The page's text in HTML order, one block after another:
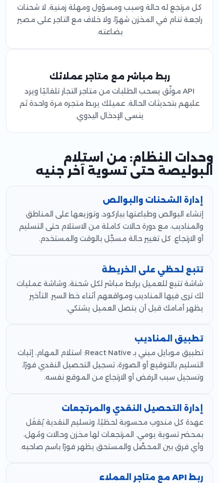
كل مرتجع له حالة وسبب ومسؤول ومهلة زمنية. لا شحنات
راجعة تنام في المخزن شهرًا، ولا خلاف مع التاجر على مصير
بضاعته.
ربط مباشر مع متاجر عملائك
API موثّق يسحب الطلبات من متاجر التجار تلقائيًا ويرد
عليهم بتحديثات الحالة. عميلك يربط متجره مرة واحدة ثم
ينسى الإدخال اليدوي.
وحدات النظام: من استلام
البوليصة حتى تسوية آخر جنيه
إدارة الشحنات والبوالص
إنشاء البوالص وطباعتها بباركود، وتوزيعها على المناطق
والمناديب، مع دورة حالات كاملة من الاستلام حتى التسليم
أو الارتجاع. كل تغيير حالة مسجَّل بالوقت والمستخدم.
تتبع لحظي على الخريطة
شاشة تتبع للعميل برابط مباشر لكل شحنة، وشاشة عمليات
لك ترى فيها المناديب ومواقعهم أثناء خط السير. التأخير
يظهر أمامك قبل أن يتصل العميل يشتكي.
تطبيق المناديب
تطبيق موبايل مبني بـ React Native: استلام المهام، إثبات
التسليم بالتوقيع أو الصورة، تسجيل التحصيل النقدي فورًا،
وتسجيل سبب الرفض أو الارتجاع من الموقع نفسه.
إدارة التحصيل النقدي والمرتجعات
عهدة كل مندوب محسوبة لحظيًا، وتسليم النقدية يُقفَل
بمحضر تسوية يومي. المرتجعات لها مخزن وحالات ومُهل،
وأي فرق بين المحصَّل والمستحق يظهر فورًا باسم صاحبه.
ربط API مع متاجر العملاء